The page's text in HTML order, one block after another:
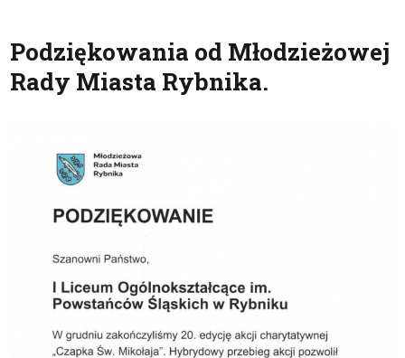
Podziękowania od Młodzieżowej
Rady Miasta Rybnika.